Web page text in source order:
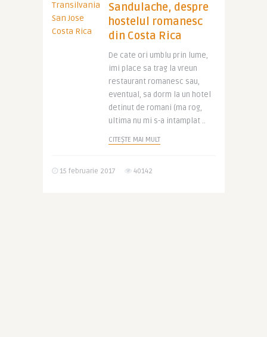
Sandulache, despre
hostelul romanesc
din Costa Rica
De cate ori umblu prin lume,
imi place sa trag la vreun
restaurant romanesc sau,
eventual, sa dorm la un hotel
detinut de romani (ma rog,
ultima nu mi s-a intamplat ..
CITEȘTE MAI MULT
15 februarie 2017 40142